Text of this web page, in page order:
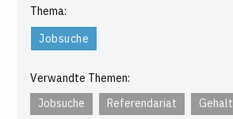
Thema:
Jobsuche
Verwandte Themen:
Jobsuche
Referendariat Gehalt